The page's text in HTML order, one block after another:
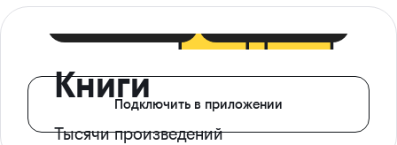
Книги
Тысячи произведений
Подключить в приложении